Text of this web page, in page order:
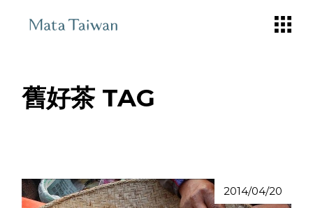
舊好茶 TAG
2014/04/20